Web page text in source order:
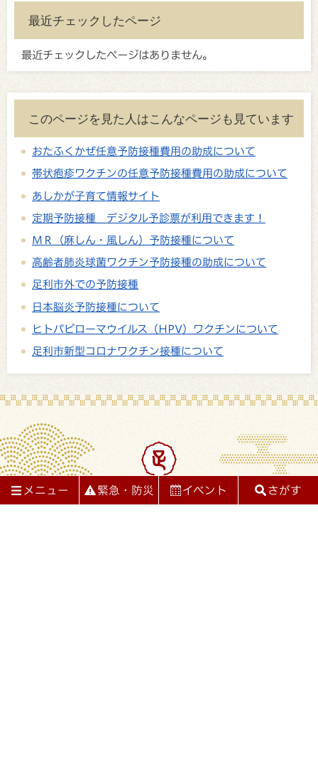
最近チェックしたページ
最近チェックしたページはありません。
このページを見た人はこんなページも見ています
おたふくかぜ任意予防接種費用の助成について
帯状疱疹ワクチンの任意予防接種費用の助成について
あしかが子育て情報サイト
定期予防接種 デジタル予診票が利用できます！
ＭＲ（麻しん・風しん）予防接種について
高齢者肺炎球菌ワクチン予防接種の助成について
足利市外での予防接種
日本脳炎予防接種について
ヒトパピローマウイルス（HPV）ワクチンについて
足利市新型コロナワクチン接種について
足利市役所
メニュー 緊急・防災 イベント さがす